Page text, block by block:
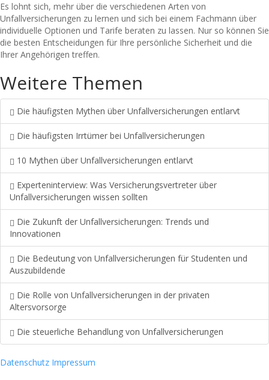
Es lohnt sich, mehr über die verschiedenen Arten von
Unfallversicherungen zu lernen und sich bei einem Fachmann über
individuelle Optionen und Tarife beraten zu lassen. Nur so können Sie
die besten Entscheidungen für Ihre persönliche Sicherheit und die
Ihrer Angehörigen treffen.
Weitere Themen
Die häufigsten Mythen über Unfallversicherungen entlarvt
Die häufigsten Irrtümer bei Unfallversicherungen
10 Mythen über Unfallversicherungen entlarvt
Experteninterview: Was Versicherungsvertreter über
Unfallversicherungen wissen sollten
Die Zukunft der Unfallversicherungen: Trends und
Innovationen
Die Bedeutung von Unfallversicherungen für Studenten und
Auszubildende
Die Rolle von Unfallversicherungen in der privaten
Altersvorsorge
Die steuerliche Behandlung von Unfallversicherungen
Datenschutz Impressum